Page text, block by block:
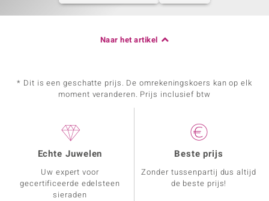
Naar het artikel
* Dit is een geschatte prijs. De omrekeningskoers kan op elk
moment veranderen. Prijs inclusief btw
Echte Juwelen
Uw expert voor
gecertificeerde edelsteen
sieraden
Beste prijs
Zonder tussenpartij dus altijd
de beste prijs!